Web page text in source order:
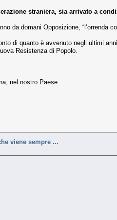
straniera, sia arrivato a
da domani Opposizione, “l’orrenda
di quanto è avvenuto negli ultimi
Resistenza di Popolo.
nel nostro Paese.
viene sempre ...